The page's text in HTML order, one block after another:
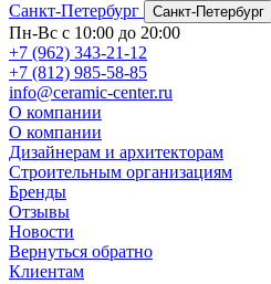
Санкт-Петербург
Санкт-Петербург
Пн-Вс с 10:00 до 20:00
+7 (962) 343-21-12
+7 (812) 985-58-85
info@ceramic-center.ru
О компании
О компании
Дизайнерам и архитекторам
Строительным организациям
Бренды
Отзывы
Новости
Вернуться обратно
Клиентам